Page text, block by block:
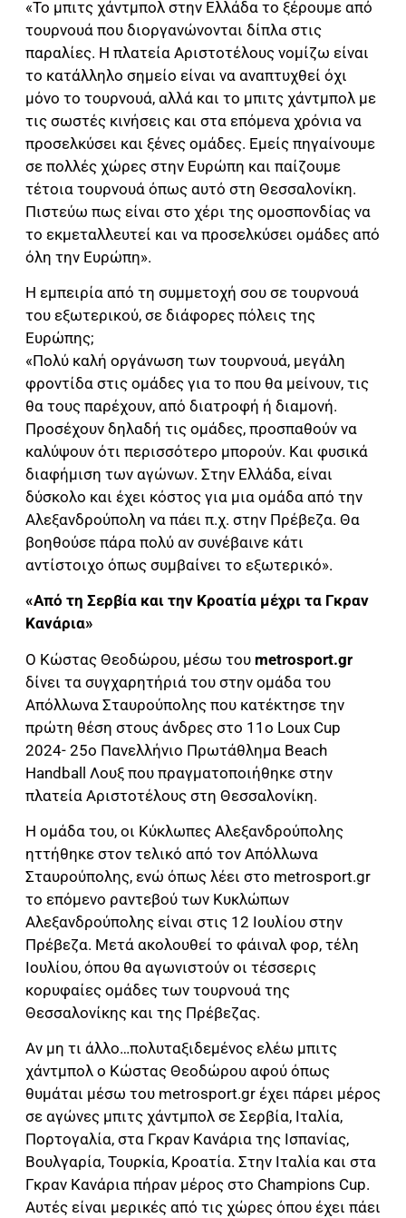
«Το μπιτς χάντμπολ στην Ελλάδα το ξέρουμε από
τουρνουά που διοργανώνονται δίπλα στις
παραλίες. Η πλατεία Αριστοτέλους νομίζω είναι
το κατάλληλο σημείο είναι να αναπτυχθεί όχι
μόνο το τουρνουά, αλλά και το μπιτς χάντμπολ με
τις σωστές κινήσεις και στα επόμενα χρόνια να
προσελκύσει και ξένες ομάδες. Εμείς πηγαίνουμε
σε πολλές χώρες στην Ευρώπη και παίζουμε
τέτοια τουρνουά όπως αυτό στη Θεσσαλονίκη.
Πιστεύω πως είναι στο χέρι της ομοσπονδίας να
το εκμεταλλευτεί και να προσελκύσει ομάδες από
όλη την Ευρώπη».
Η εμπειρία από τη συμμετοχή σου σε τουρνουά
του εξωτερικού, σε διάφορες πόλεις της
Ευρώπης;
«Πολύ καλή οργάνωση των τουρνουά, μεγάλη
φροντίδα στις ομάδες για το που θα μείνουν, τις
θα τους παρέχουν, από διατροφή ή διαμονή.
Προσέχουν δηλαδή τις ομάδες, προσπαθούν να
καλύψουν ότι περισσότερο μπορούν. Και φυσικά
διαφήμιση των αγώνων. Στην Ελλάδα, είναι
δύσκολο και έχει κόστος για μια ομάδα από την
Αλεξανδρούπολη να πάει π.χ. στην Πρέβεζα. Θα
βοηθούσε πάρα πολύ αν συνέβαινε κάτι
αντίστοιχο όπως συμβαίνει το εξωτερικό».
«Από τη Σερβία και την Κροατία μέχρι τα Γκραν
Κανάρια»
Ο Κώστας Θεοδώρου, μέσω του metrosport.gr
δίνει τα συγχαρητήριά του στην ομάδα του
Απόλλωνα Σταυρούπολης που κατέκτησε την
πρώτη θέση στους άνδρες στο 11o Loux Cup
2024- 25o Πανελλήνιο Πρωτάθλημα Beach
Handball Λουξ που πραγματοποιήθηκε στην
πλατεία Αριστοτέλους στη Θεσσαλονίκη.
Η ομάδα του, οι Κύκλωπες Αλεξανδρούπολης
ηττήθηκε στον τελικό από τον Απόλλωνα
Σταυρούπολης, ενώ όπως λέει στο metrosport.gr
το επόμενο ραντεβού των Κυκλώπων
Αλεξανδρούπολης είναι στις 12 Ιουλίου στην
Πρέβεζα. Μετά ακολουθεί το φάιναλ φορ, τέλη
Ιουλίου, όπου θα αγωνιστούν οι τέσσερις
κορυφαίες ομάδες των τουρνουά της
Θεσσαλονίκης και της Πρέβεζας.
Αν μη τι άλλο…πολυταξιδεμένος ελέω μπιτς
χάντμπολ ο Κώστας Θεοδώρου αφού όπως
θυμάται μέσω του metrosport.gr έχει πάρει μέρος
σε αγώνες μπιτς χάντμπολ σε Σερβία, Ιταλία,
Πορτογαλία, στα Γκραν Κανάρια της Ισπανίας,
Βουλγαρία, Τουρκία, Κροατία. Στην Ιταλία και στα
Γκραν Κανάρια πήραν μέρος στο Champions Cup.
Αυτές είναι μερικές από τις χώρες όπου έχει πάει